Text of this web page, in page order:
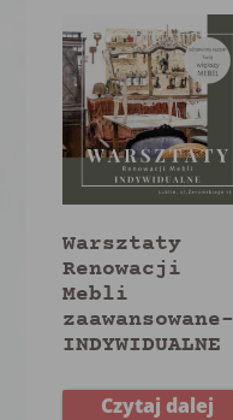
Warsztaty
Renowacji
Mebli
zaawansowane-
INDYWIDUALNE
Czytaj dalej